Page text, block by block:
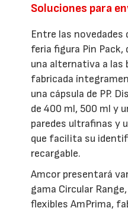
Soluciones para
Entre las novedades
feria figura Pin Pack,
una alternativa a las
fabricada
una cápsula de PP.
de 400 ml, 500 ml y
paredes ultrafinas y
que facilita su
recargable.
Amcor presentará
gama Circular
flexibles AmPrima,